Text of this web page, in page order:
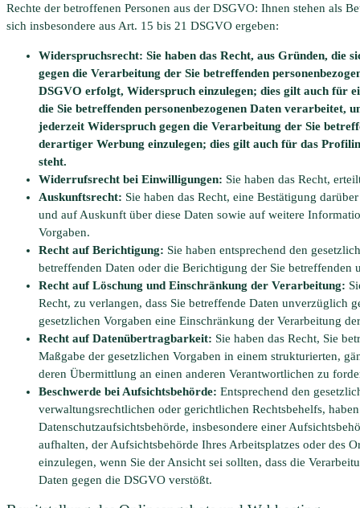
Rechte der betroffenen Personen aus der DSGVO: Ihnen stehen als
sich insbesondere aus Art. 15 bis 21 DSGVO ergeben:
Widerspruchsrecht: Sie haben das Recht, aus Gründen, die
gegen die Verarbeitung der Sie betreffenden
DSGVO erfolgt, Widerspruch einzulegen; dies gilt auch für
die Sie betreffenden personenbezogenen Daten verarbeitet,
jederzeit Widerspruch gegen die Verarbeitung der Sie
derartiger Werbung einzulegen; dies gilt auch für das
steht.
Widerrufsrecht bei Einwilligungen: Sie haben das Recht,
Auskunftsrecht: Sie haben das Recht, eine Bestätigung
und auf Auskunft über diese Daten sowie auf weitere
Vorgaben.
Recht auf Berichtigung: Sie haben entsprechend den
betreffenden Daten oder die Berichtigung der Sie betreffenden
Recht auf Löschung und Einschränkung der Verarbeitung:
Recht, zu verlangen, dass Sie betreffende Daten unverzüglich
gesetzlichen Vorgaben eine Einschränkung der Verarbeitung
Recht auf Datenübertragbarkeit: Sie haben das Recht, Sie
Maßgabe der gesetzlichen Vorgaben in einem strukturierten,
deren Übermittlung an einen anderen Verantwortlichen zu
Beschwerde bei Aufsichtsbehörde: Entsprechend den
verwaltungsrechtlichen oder gerichtlichen Rechtsbehelfs,
Datenschutzaufsichtsbehörde, insbesondere einer
aufhalten, der Aufsichtsbehörde Ihres Arbeitsplatzes oder des
einzulegen, wenn Sie der Ansicht sei sollten, dass die
Daten gegen die DSGVO verstößt.